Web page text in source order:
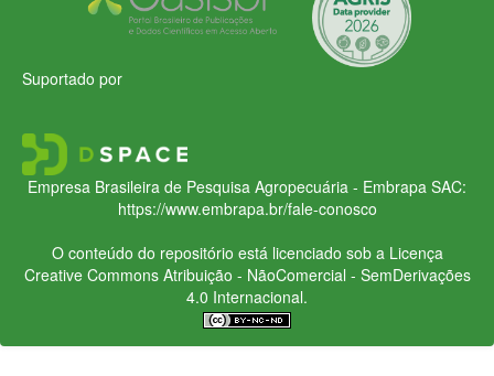
Suportado por
Empresa Brasileira de Pesquisa Agropecuária - Embrapa SAC:
https://www.embrapa.br/fale-conosco
O conteúdo do repositório está licenciado sob a Licença
Creative CommonsAtribuição - NãoComercial - SemDerivações
4.0 Internacional.